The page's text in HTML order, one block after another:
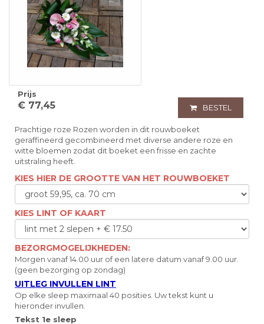
Prijs
€ 77,45 BESTEL
Prachtige roze Rozen worden in dit rouwboeket
geraffineerd gecombineerd met diverse andere roze en
witte bloemen zodat dit boeket een frisse en zachte
uitstraling heeft.
KIES HIER DE GROOTTE VAN HET ROUWBOEKET
KIES LINT OF KAART
BEZORGMOGELIJKHEDEN:
Morgen vanaf 14.00 uur of een latere datum vanaf 9.00 uur.
(geen bezorging op zondag)
UITLEG INVULLEN LINT
Op elke sleep maximaal 40 posities. Uw tekst kunt u
hieronder invullen.
Tekst 1e sleep